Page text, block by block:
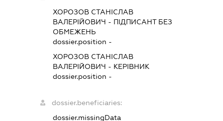
ХОРОЗОВ СТАНІСЛАВ
ВАЛЕРІЙОВИЧ - ПІДПИСАНТБЕЗ
ОБМЕЖЕНЬ
dossier.position -
ХОРОЗОВ СТАНІСЛАВ
ВАЛЕРІЙОВИЧ - КЕРІВНИК
dossier.position -
dossier.beneficiaries:
dossier.missingData